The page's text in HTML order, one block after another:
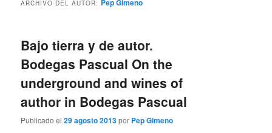
ARCHIVO DEL AUTOR: Pep Gimeno
Bajo tierra y de autor.
Bodegas PascualOn the
underground and wines of
author in Bodegas Pascual
Publicado el29 agosto 2013por Pep Gimeno